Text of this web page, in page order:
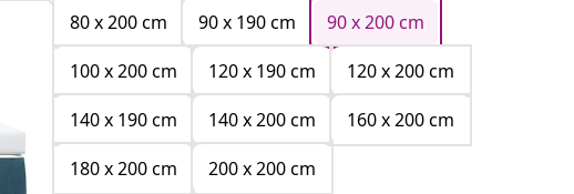
80 x 200 cm
90 x 190 cm
90 x 200 cm
100 x 200 cm
120 x 190 cm
120 x 200 cm
140 x 190 cm
140 x 200 cm
160 x 200 cm
180 x 200 cm
200 x 200 cm